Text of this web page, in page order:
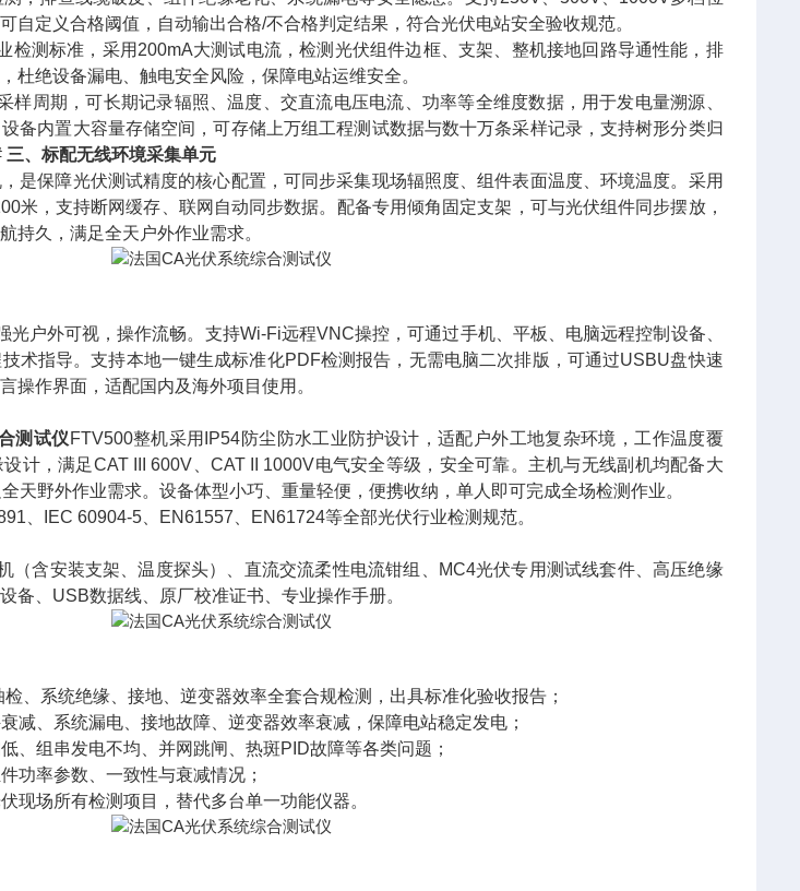
自定义合格阈值，自动输出合格/不合格判定结果，符合光伏电站安全验收规范。
检测标准，采用200mA大测试电流，检测光伏组件边框、支架、整机接地回路导通性能，排
杜绝设备漏电、触电安全风险，保障电站运维安全。
样周期，可长期记录辐照、温度、交直流电压电流、功率等全维度数据，用于发电量溯源、
备内置大容量存储空间，可存储上万组工程测试数据与数十万条采样记录，支持树形分类归
三、标配无线环境采集单元
是保障光伏测试精度的核心配置，可同步采集现场辐照度、组件表面温度、环境温度。采用
米，支持断网缓存、联网自动同步数据。配备专用倾角固定支架，可与光伏组件同步摆放，
持久，满足全天户外作业需求。
户外可视，操作流畅。支持Wi-Fi远程VNC操控，可通过手机、平板、电脑远程控制设备、
术指导。支持本地一键生成标准化PDF检测报告，无需电脑二次排版，可通过USBU盘快速
操作界面，适配国内及海外项目使用。
测试仪 FTV500整机采用IP54防尘防水工业防护设计，适配户外工地复杂环境，工作温度覆
计，满足CAT III 600V、CAT II 1000V电气安全等级，安全可靠。主机与无线副机均配备大
天野外作业需求。设备体型小巧、重量轻便，便携收纳，单人即可完成全场检测作业。
、IEC 60904-5、EN61557、EN61724等全部光伏行业检测规范。
（含安装支架、温度探头）、直流交流柔性电流钳组、MC4光伏专用测试线套件、高压绝缘
备、USB数据线、原厂校准证书、专业操作手册。
、系统绝缘、接地、逆变器效率全套合规检测，出具标准化验收报告；
减、系统漏电、接地故障、逆变器效率衰减，保障电站稳定发电；
、组串发电不均、并网跳闸、热斑PID故障等各类问题；
功率参数、一致性与衰减情况；
现场所有检测项目，替代多台单一功能仪器。